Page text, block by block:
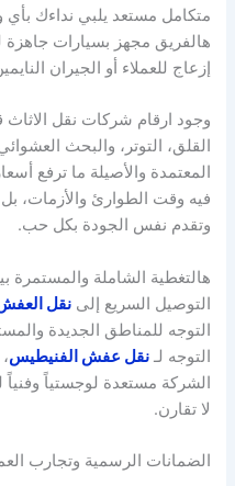
متكامل مستعد يلبي نداءك
هالفريق مجهز بسيارات
إزعاج للعملاء أو الجيران
وجود ارقام شركات نقل الاثاث
القلق، التوتر، والبحث
المعتمدة والأصيلة ما ترفع
فيه وقت الطوارئ والأزمات،
وتقدم نفس الجودة بكل حب.
هالتغطية الشاملة
التوصيل السريع إلىنقل
التوجه للمناطق الجديدة
التوجه لـنقل عفش الفنيطيس
الشركة مستعدة لوجستياً
لا تقارن.
الضمانات الرسمية وتجارب